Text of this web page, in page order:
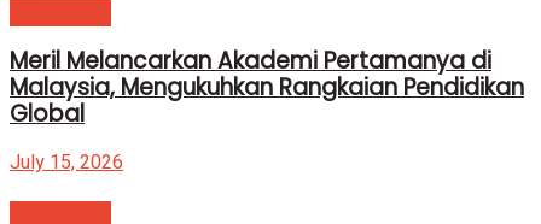
Meril Melancarkan Akademi Pertamanya di
Malaysia, Mengukuhkan Rangkaian Pendidikan
Global
July 15, 2026